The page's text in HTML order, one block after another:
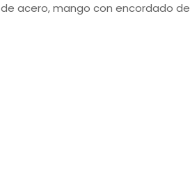
acero, mango con encordado de